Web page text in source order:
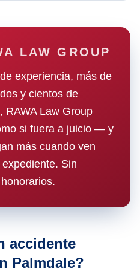
LAW GROUP
experiencia, más de
y cientos de
RAWA Law Group
si fuera a juicio — y
más cuando ven
Sin
accidente
Palmdale?